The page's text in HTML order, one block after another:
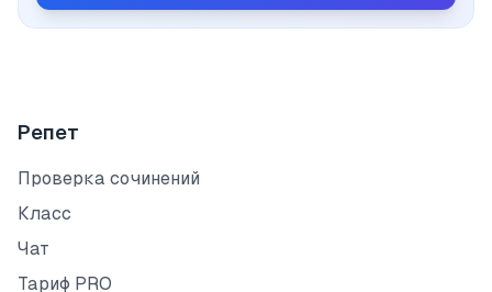
Репет
Проверка сочинений
Класс
Чат
Тариф PRO